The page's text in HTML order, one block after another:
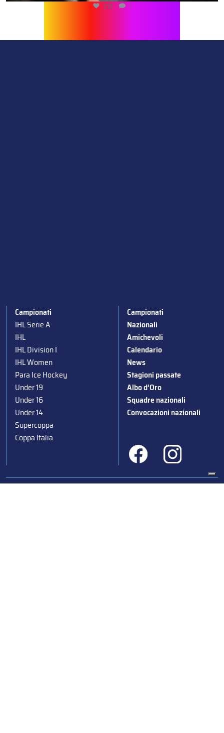
216 1
Campionati
IHL Serie A
IHL
IHL Division I
IHL Women
Para Ice Hockey
Under 19
Under 16
Under 14
Supercoppa
Coppa Italia
Campionati
Nazionali
Amichevoli
Calendario
News
Stagioni passate
Albo d’Oro
Squadre nazionali
Convocazioni nazionali